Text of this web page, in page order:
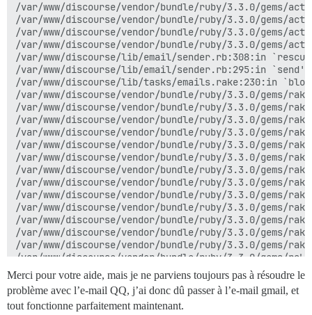
/var/www/discourse/vendor/bundle/ruby/3.3.0/gems/
/var/www/discourse/vendor/bundle/ruby/3.3.0/gems/
/var/www/discourse/vendor/bundle/ruby/3.3.0/gems/
/var/www/discourse/vendor/bundle/ruby/3.3.0/gems/
/var/www/discourse/lib/email/sender.rb:308:in
/var/www/discourse/lib/email/sender.rb:295:in `send'
/var/www/discourse/lib/tasks/emails.rake:230:in
/var/www/discourse/vendor/bundle/ruby/3.3.0/
/var/www/discourse/vendor/bundle/ruby/3.3.0/gems/
/var/www/discourse/vendor/bundle/ruby/3.3.0/gems/
/var/www/discourse/vendor/bundle/ruby/3.3.0/
/var/www/discourse/vendor/bundle/ruby/3.3.0/gems/
/var/www/discourse/vendor/bundle/ruby/3.3.0/gems/
/var/www/discourse/vendor/bundle/ruby/3.3.0/gems/
/var/www/discourse/vendor/bundle/ruby/3.3.0/
/var/www/discourse/vendor/bundle/ruby/3.3.0/
/var/www/discourse/vendor/bundle/ruby/3.3.0/gems/
/var/www/discourse/vendor/bundle/ruby/3.3.0/
/var/www/discourse/vendor/bundle/ruby/3.3.0/gems/
/var/www/discourse/vendor/bundle/ruby/3.3.0/
/var/www/discourse/vendor/bundle/ruby/3.3.0/
/var/www/discourse/vendor/bundle/ruby/3.3.0/gems/
/var/www/discourse/vendor/bundle/ruby/3.3.0/
bin/rake:13:in `<top (required)>'
/usr/local/lib/ruby/gems/3.3.0/gems/bundler-2.6.4/
Merci pour votre aide, mais je ne parviens toujours pas à résoudre le
problème avec l’e-mail QQ, j’ai donc dû passer à l’e-mail gmail, et
tout fonctionne parfaitement maintenant.